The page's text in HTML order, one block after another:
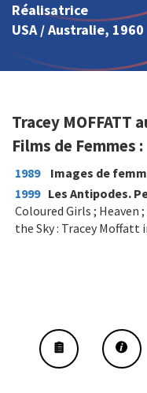
Réalisatrice
USA/Australie, 1960
Tracey
Films de Femmes :
1989 Images de
1999 Les Antipodes.
Coloured Girls ; Heaven
the Sky : Tracey Moffatt